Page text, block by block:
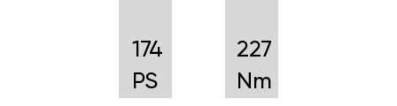
174
PS
227
Nm